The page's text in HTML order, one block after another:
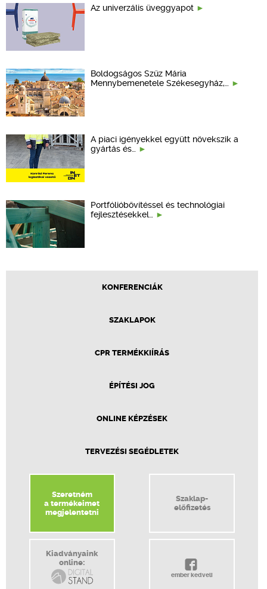
Az univerzális üveggyapot
Boldogságos Szűz Mária
Mennybemenetele Székesegyház,…
A piaci igényekkel együtt növekszik a
gyártás és…
Portfólióbővítéssel és technológiai
fejlesztésekkel…
KONFERENCIÁK
SZAKLAPOK
CPR TERMÉKKIÍRÁS
ÉPÍTÉSI JOG
ONLINE KÉPZÉSEK
TERVEZÉSI SEGÉDLETEK
Szeretném
a termékeimet
megjelentetni
Szaklap-
előfizetés
Kiadványaink
online:
ember kedveli